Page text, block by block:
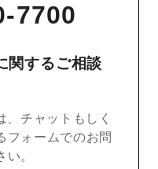
7700
関するご相談
、チャットもしく
フォームでのお問
。